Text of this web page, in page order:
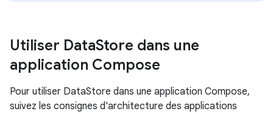
Utiliser DataStore dans une
application Compose
Pour utiliser DataStore dans une application Compose,
suivez les consignes d'architecture des applications